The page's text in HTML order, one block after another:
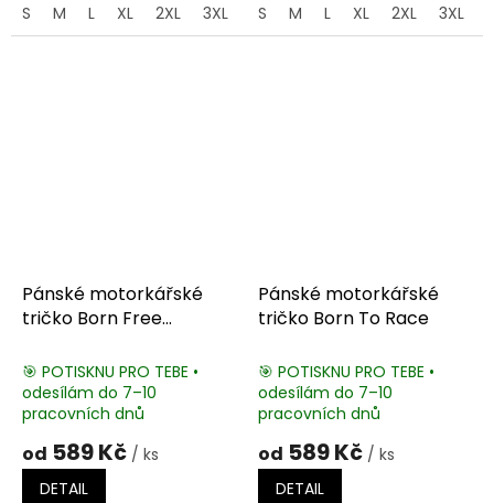
S M L XL 2XL 3XL 4XL 5XL
S
M L XL 2XL 3XL
Pánské motorkářské
tričko Born Free
🎯 POTISKNU PRO TEBE •
odesílám do 7–10
pracovních dnů
od 589 Kč / ks
DETAIL
Pánské motorkářské
tričko Born To Race
🎯 POTISKNU PRO TEBE •
odesílám do 7–10
pracovních dnů
od 589 Kč / ks
DETAIL